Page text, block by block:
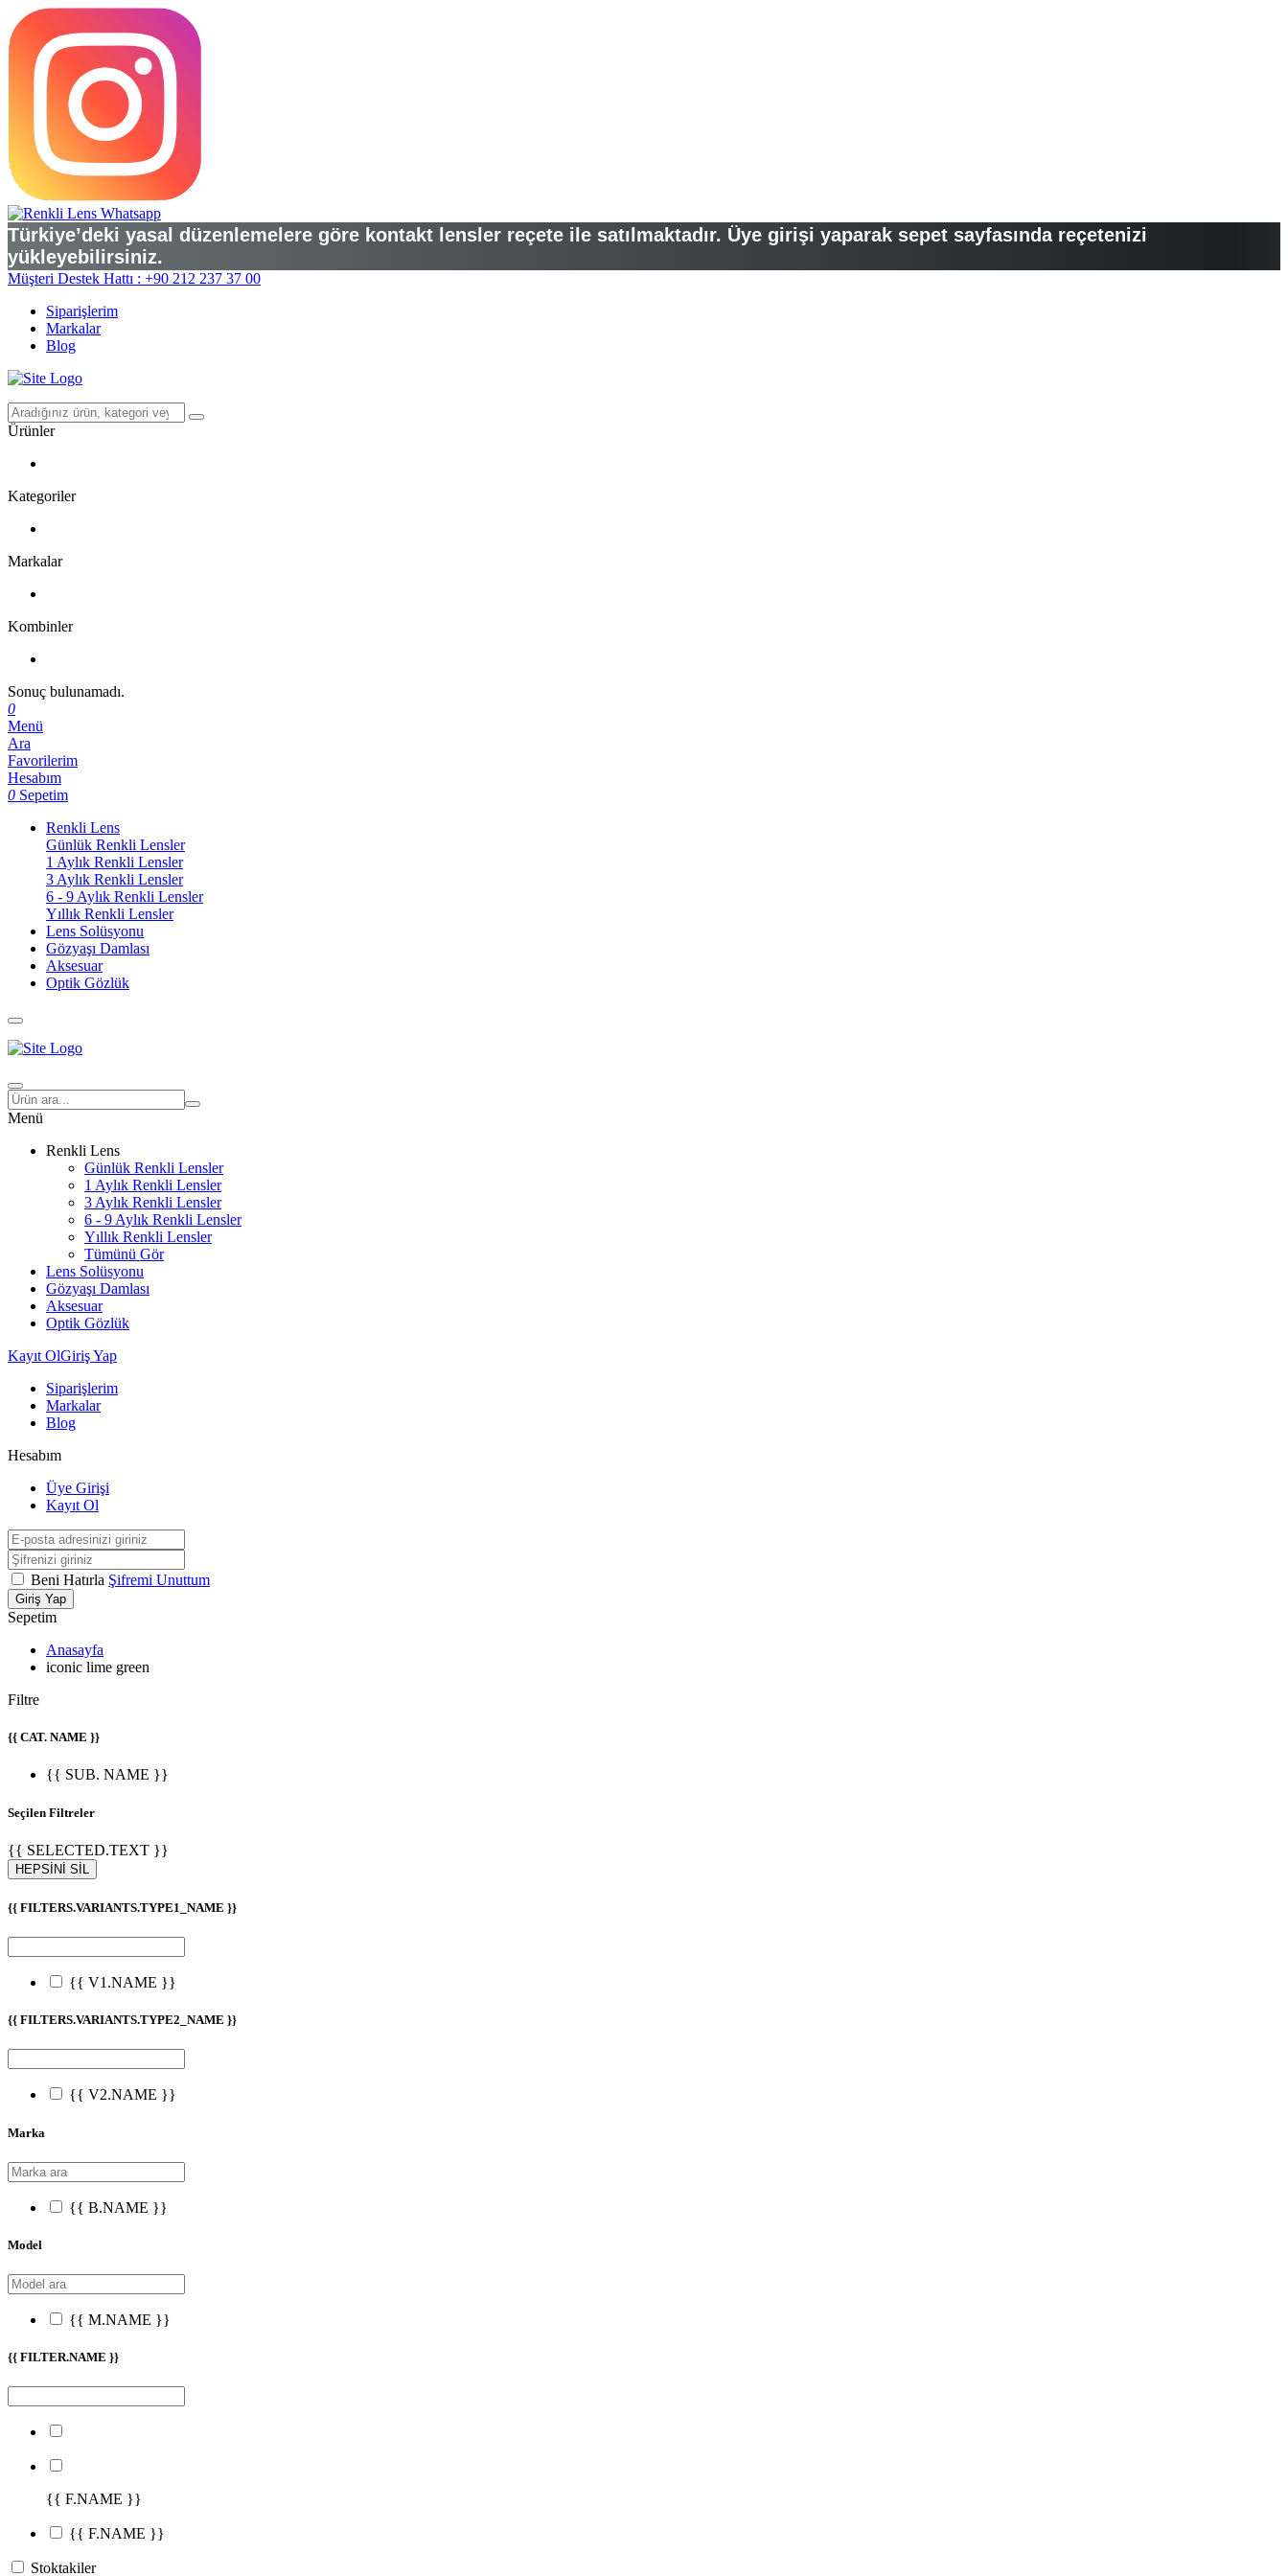
Türkiye’deki yasal düzenlemelere göre kontakt lensler reçete ile satılmaktadır. Üye girişi yaparak sepet sayfasında reçetenizi
yükleyebilirsiniz.
Müşteri Destek Hattı : +90 212 237 37 00
Siparişlerim
Markalar
Blog
Ürünler
Kategoriler
Markalar
Kombinler
Sonuç bulunamadı.
0
Menü
Ara
Favorilerim
Hesabım
0 Sepetim
Renkli Lens
Günlük Renkli Lensler
1 Aylık Renkli Lensler
3 Aylık Renkli Lensler
6 - 9 Aylık Renkli Lensler
Yıllık Renkli Lensler
Lens Solüsyonu
Gözyaşı Damlası
Aksesuar
Optik Gözlük
Menü
Renkli Lens
Günlük Renkli Lensler
1 Aylık Renkli Lensler
3 Aylık Renkli Lensler
6 - 9 Aylık Renkli Lensler
Yıllık Renkli Lensler
Tümünü Gör
Lens Solüsyonu
Gözyaşı Damlası
Aksesuar
Optik Gözlük
Kayıt OlGiriş Yap
Siparişlerim
Markalar
Blog
Hesabım
Üye Girişi
Kayıt Ol
Beni Hatırla Şifremi Unuttum
Giriş Yap
Sepetim
Anasayfa
iconic lime green
Filtre
{{ CAT. NAME }}
{{ SUB. NAME }}
Seçilen Filtreler
{{ SELECTED.TEXT }}
HEPSİNİ SİL
{{ FILTERS.VARIANTS.TYPE1_NAME }}
{{ V1.NAME }}
{{ FILTERS.VARIANTS.TYPE2_NAME }}
{{ V2.NAME }}
Marka
{{ B.NAME }}
Model
{{ M.NAME }}
{{ FILTER.NAME }}
{{ F.NAME }}
{{ F.NAME }}
Stoktakiler